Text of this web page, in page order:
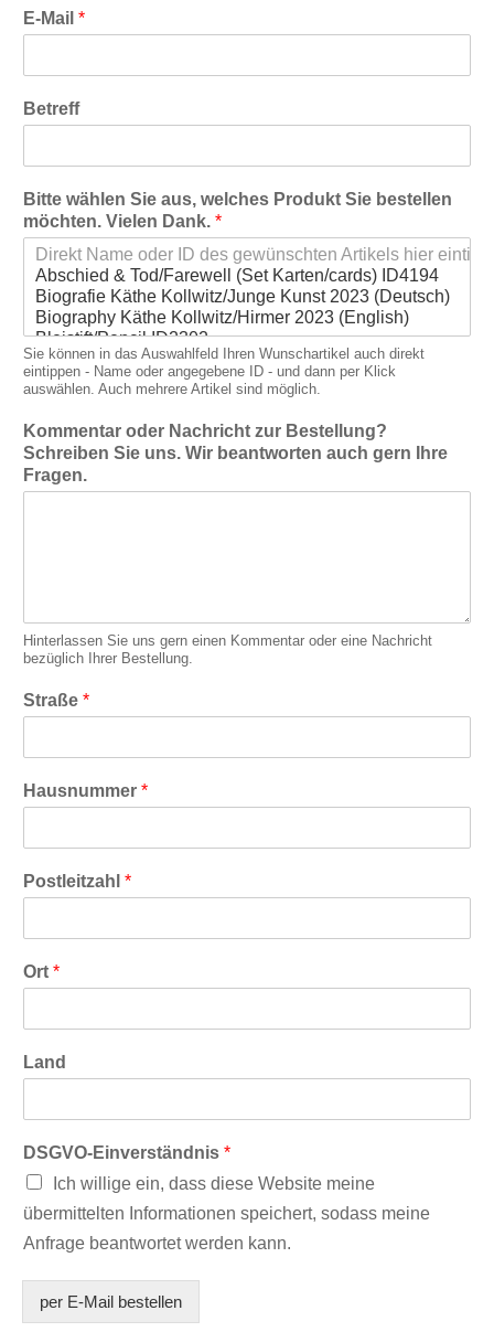
o
r
m
e
a
E-Mail *
Betreff
Bitte wählen Sie aus, welches Produkt Sie bestellen
möchten. Vielen Dank. *
Sie können in das Auswahlfeld Ihren Wunschartikel auch direkt
eintippen - Name oder ange­gebene ID - und dann per Klick
auswählen. Auch mehrere Artikel sind möglich.
Kommentar oder Nachricht zur Bestellung?
Schreiben Sie uns. Wir beantworten auch gern Ihre
Fragen.
Hinterlassen Sie uns gern einen Kommentar oder eine Nachricht
bezüglich Ihrer Bestellung.
Straße *
Hausnummer *
Postleitzahl *
Ort *
Land
DSGVO-Einverständnis *
Ich willige ein, dass diese Website meine
übermittelten Informationen speichert, sodass meine
Anfrage beantwortet werden kann.
per E-Mail bestellen